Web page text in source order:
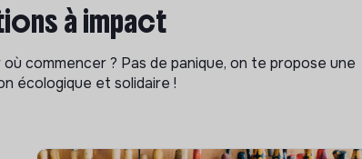
à impact
commencer ? Pas de panique, on te propose une
écologique et solidaire !